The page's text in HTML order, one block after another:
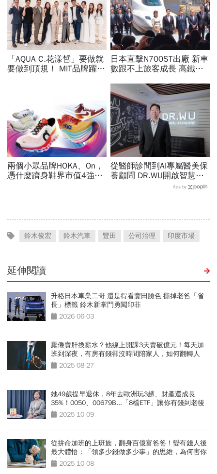
「AQUA C.花漾皙」要做就
要做到頂規！ MIT品牌躍上
日本直擊N700ST出廠 新車
數跟不上旅客成長 高鐵遇3
兩個小眾品牌HOKA、On，
憑什麼躋身鞋界市值4強、
從醫師診間到AI專屬醫美保
養顧問 DR.WU開啟智慧養
Ads by
鈴木俊宏 鈴木汽車 豐田 公司治理 印度市場
延伸閱讀
升格日本車業二哥 還是得看豐田臉色 撕掉老爸「省
長」標籤 鈴木新掌門勇闖印非
2026-06-03
厭倦賣肝換薪水？他線上開課3天賣破億元！每天加
班到深夜，有房有錢卻沒時間陪家人，如何翻轉人
生？2025-08-27
她49歲提早退休，8年去歐洲玩3趟、財產還成長
35%！0050、00679B...「8檔ETF」讓你有錢到老後
2025-10-09
從拚命加班的上班族，翻身百億富爸爸！變有錢人後
最大體悟：「領多少錢做多少事」的思維，為何害你
變窮？
2025-10-08